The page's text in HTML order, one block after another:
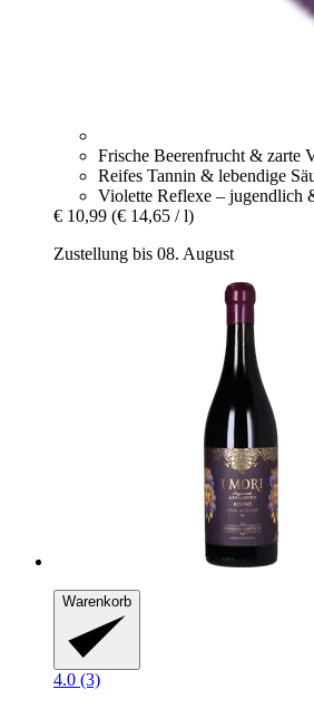
Frische Beerenfrucht & zarte
Reifes Tannin & lebendige
Violette Reflexe – jugendlich
€ 10,99 (€ 14,65 / l)
Zustellung bis 08. August
Warenkorb
4.0 (3)